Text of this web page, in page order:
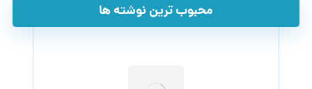
محبوب ترین نوشته ها